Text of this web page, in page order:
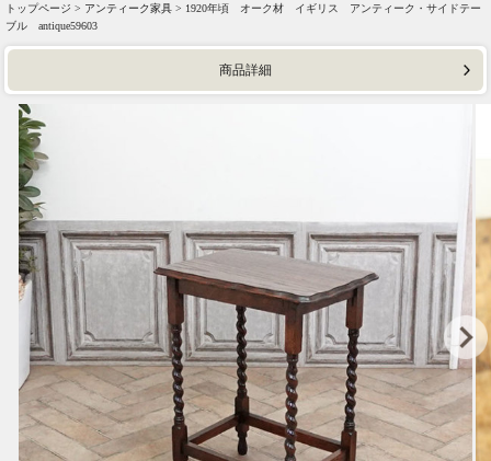
トップページ > アンティーク家具 > 1920年頃 オーク材 イギリス アンティーク・サイドテー
ブル antique59603
商品詳細